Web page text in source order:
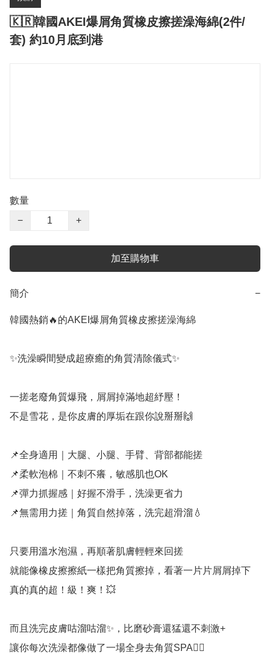
🇰🇷韓國AKEI爆屑角質橡皮擦搓澡海綿(2件/
套) 約10月底到港
數量
−
+
加至購物車
簡介 −
韓國熱銷🔥的AKEI爆屑角質橡皮擦搓澡海綿
✨洗澡瞬間變成超療癒的角質清除儀式✨
一搓老廢角質爆飛，屑屑掉滿地超紓壓！
不是雪花，是你皮膚的厚垢在跟你說掰掰🙌
📌全身適用｜大腿、小腿、手臂、背部都能搓
📌柔軟泡棉｜不刺不癢，敏感肌也OK
📌彈力抓握感｜好握不滑手，洗澡更省力
📌無需用力搓｜角質自然掉落，洗完超滑溜💧
只要用溫水泡濕，再順著肌膚輕輕來回搓
就能像橡皮擦擦紙一樣把角質擦掉，看著一片片屑屑掉下
真的真的超！級！爽！💥
而且洗完皮膚咕溜咕溜✨，比磨砂膏還猛還不刺激+
讓你每次洗澡都像做了一場全身去角質SPA💆‍♀️